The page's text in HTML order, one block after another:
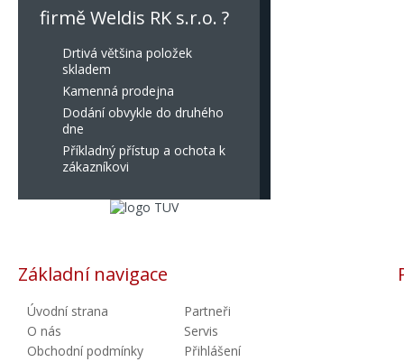
firmě Weldis RK s.r.o. ?
Drtivá většina položek
skladem
Kamenná prodejna
Dodání obvykle do druhého
dne
Příkladný přístup a ochota k
zákazníkovi
Základní navigace
Úvodní strana
O nás
Obchodní podmínky
Partneři
Servis
Přihlášení